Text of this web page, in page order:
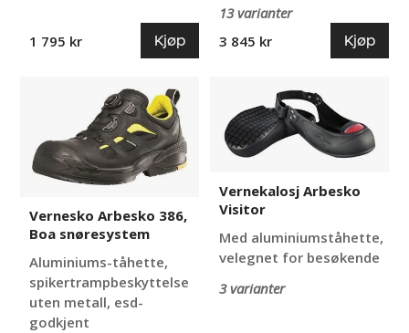
1 795 kr Kjøp
13 varianter
3 845 kr
Kjøp
Boa
snøresystem
Vernesko Arbesko 386,
Boa snøresystem
Aluminiums-tåhette,
spikertrampbeskyttelse
uten metall, esd-
godkjent
Vernekalosj
Arbesko
Visitor
Vernekalosj Arbesko
Visitor
Med aluminiumståhette,
velegnet for besøkende
3 varianter